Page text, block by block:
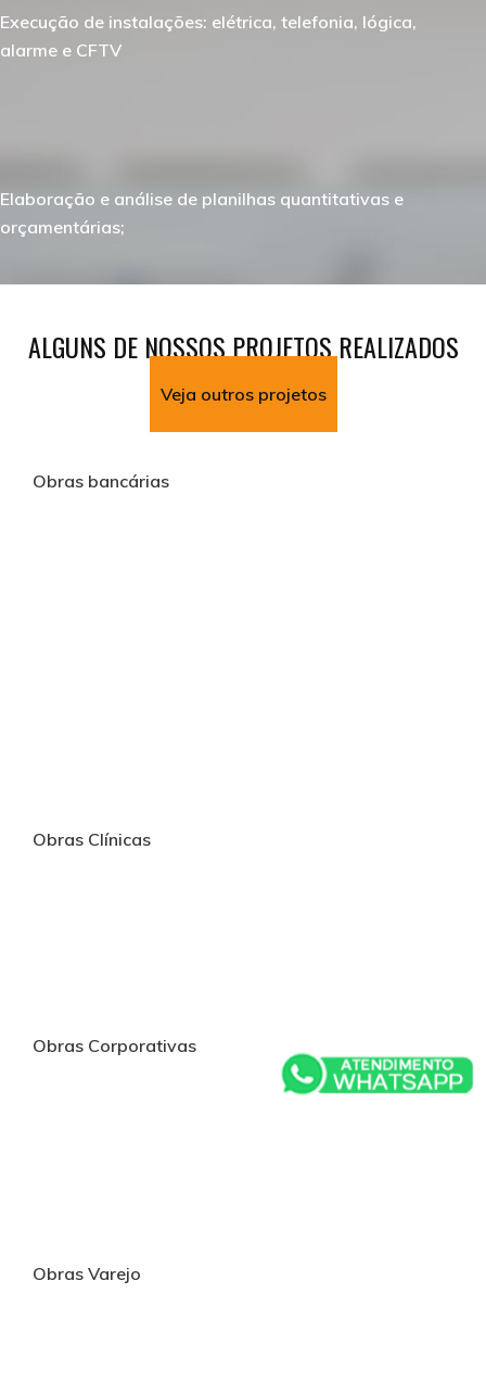
Execução de instalações: elétrica, telefonia, lógica,
alarme e CFTV
Elaboração e análise de planilhas quantitativas e
orçamentárias;
ALGUNS DE NOSSOS PROJETOS REALIZADOS
Veja outros projetos
Obras bancárias
Obras Clínicas
Obras Corporativas
Obras Varejo